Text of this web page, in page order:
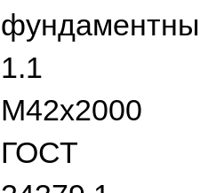
1.1
М42х2000
ГОСТ